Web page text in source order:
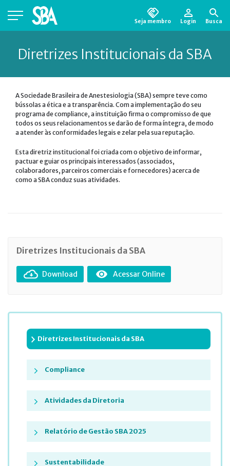
Seja membro Login Busca
para encontrá-lo.
Diretrizes Institucionais da SBA
Diretrizes Institucionais da SBA
Compliance
Atividades da Diretoria
Relatório de Gestão SBA 2025
Sustentabilidade
A Sociedade Brasileira de Anestesiologia (SBA) sempre teve como
bússolas a ética e a transparência. Com a implementação do seu
programa de compliance, a instituição firma o compromisso de que
todos os seus relacionamentos se darão de forma íntegra, de modo
a atender às conformidades legais e zelar pela sua reputação.
Esta diretriz institucional foi criada com o objetivo de informar,
pactuar e guiar os principais interessados (associados,
colaboradores, parceiros comerciais e fornecedores) acerca de
como a SBA conduz suas atividades.
Diretrizes Institucionais da SBA
Download Acessar Online